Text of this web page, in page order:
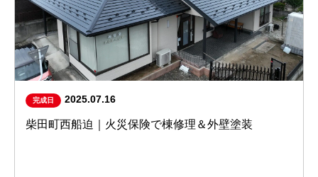
完成日 2025.07.16
柴田町西船迫｜火災保険で棟修理＆外壁塗装